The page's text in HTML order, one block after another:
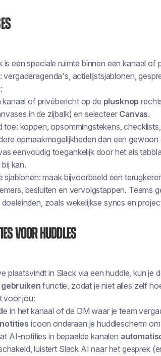
is een speciale ruimte binnen een kanaal
vergaderagenda's, actielijstsjablonen,
kanaal of privébericht op de plusknop
in de zijbalk) en selecteer Canvas.
toe: koppen, opsommingstekens,
opmaakmogelijkheden dan een
eenvoudig toegankelijk door het als
kan.
sjablonen: maak bijvoorbeeld een
besluiten en vervolgstappen. Teams
zoals wekelijkse syncs en
voor Huddles
plaatsvindt in Slack via een huddle, kun je
functie, zodat je niet alles zelf
voorjou:
in het kanaal of de DM waar je team
icoon onderaan je huddlescherm
AI-notities in bepaalde kanalen
luistert Slack AI naar het gesprek